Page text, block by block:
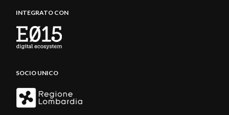
INTEGRATO CON
SOCIO UNICO